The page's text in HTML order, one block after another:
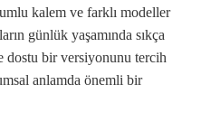
kalem ve farklı modeller
günlük yaşamında sıkça
dostu bir versiyonunu tercih
anlamda önemli bir